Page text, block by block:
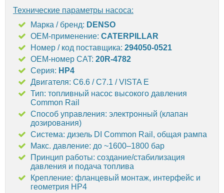
Технические параметры насоса:
Марка / бренд: DENSO
OEM-применение: CATERPILLAR
Номер / код поставщика: 294050-0521
OEM-номер CAT: 20R-4782
Серия: HP4
Двигателя: C6.6 / C7.1 / VISTA E
Тип: топливный насос высокого давления
Common Rail
Способ управления: электронный (клапан
дозирования)
Система: дизель DI Common Rail, общая рампа
Макс. давление: до ~1600–1800 бар
Принцип работы: создание/стабилизация
давления и подача топлива
Крепление: фланцевый монтаж, интерфейс и
геометрия HP4